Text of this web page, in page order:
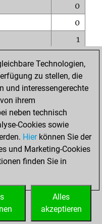
0
0
1
0
0
0
Technologien,
zu stellen, die
und interessengerechte
ihrem
neben technisch
Cookies sowie
Hierkönnen Sie der
und Marketing-Cookies
finden Sie in
Alles
akzeptieren